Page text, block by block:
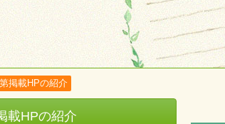
掲載HPの紹介
載HPの紹介